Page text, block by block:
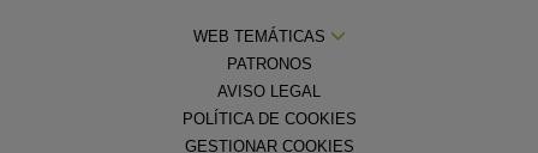
WEB TEMÁTICAS
PATRONOS
AVISO LEGAL
POLÍTICA DE COOKIES
GESTIONAR COOKIES